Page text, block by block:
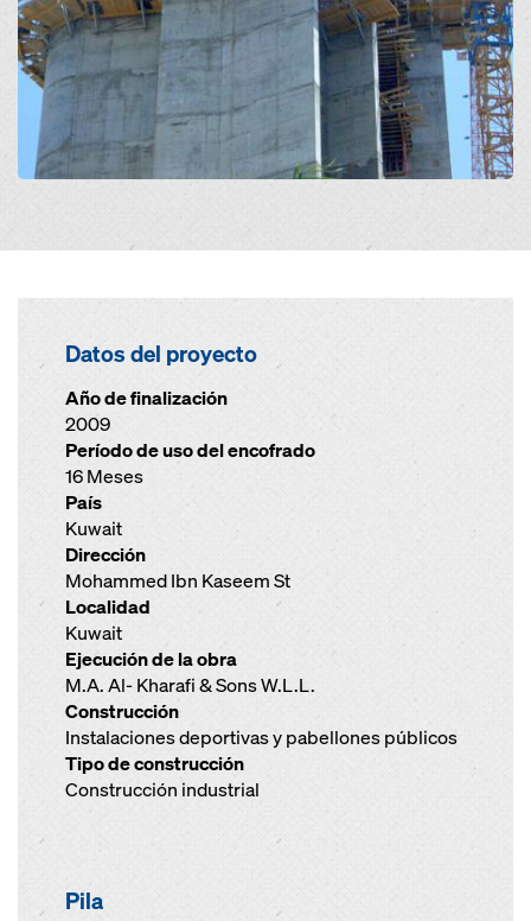
Datos del proyecto
Año de finalización
2009
Período de uso del encofrado
16 Meses
País
Kuwait
Dirección
Mohammed Ibn Kaseem St
Localidad
Kuwait
Ejecución de la obra
M.A. Al- Kharafi & Sons W.L.L.
Construcción
Instalaciones deportivas y pabellones públicos
Tipo de construcción
Construcción industrial
Pila